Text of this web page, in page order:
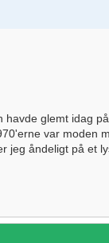
glemt idag
var moden
åndeligt på et